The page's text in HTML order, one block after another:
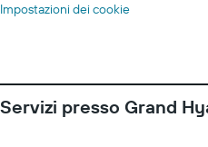
Impostazioni dei cookie
Servizi presso Grand